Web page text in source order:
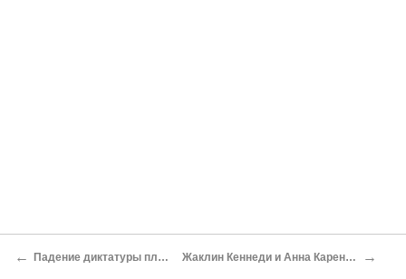
← Падение диктатуры пляжа Жаклин Кеннеди и Анна Каренина →